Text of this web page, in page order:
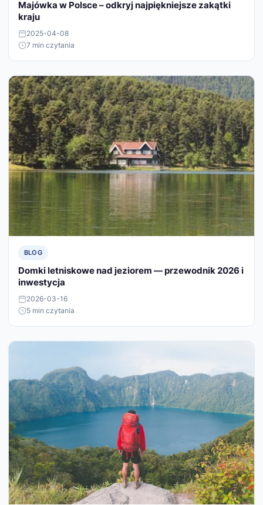
Majówka w Polsce – odkryj najpiękniejsze zakątki
kraju
2025-04-08
7 min czytania
BLOG
Domki letniskowe nad jeziorem — przewodnik 2026 i
inwestycja
2026-03-16
5 min czytania